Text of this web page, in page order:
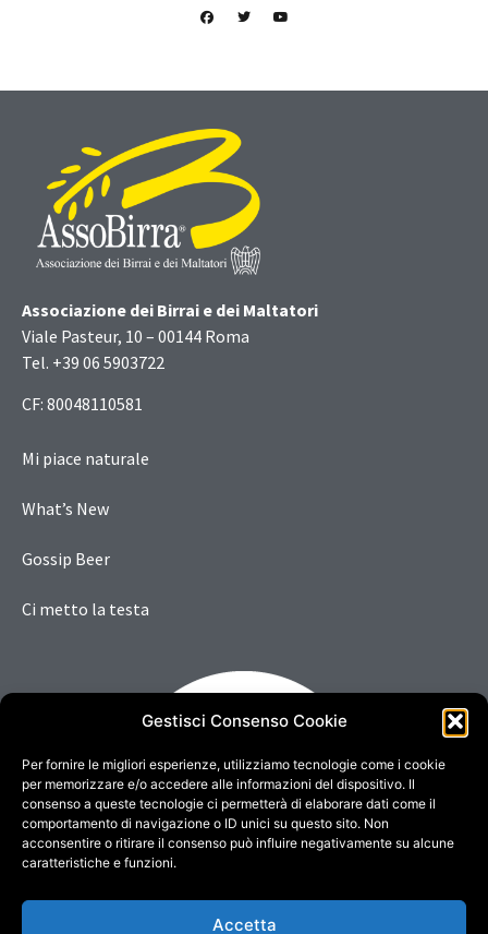
Gestisci Consenso Cookie
Per fornire le migliori esperienze, utilizziamo tecnologie come i cookie
per memorizzare e/o accedere alle informazioni del dispositivo. Il
consenso a queste tecnologie ci permetterà di elaborare dati come il
comportamento di navigazione o ID unici su questo sito. Non
acconsentire o ritirare il consenso può influire negativamente su alcune
caratteristiche e funzioni.
Accetta
Associazione dei Birrai e dei Maltatori
Viale Pasteur, 10 – 00144 Roma
Tel. +39 06 5903722
CF: 80048110581
Mi piace naturale
What’s New
Gossip Beer
Ci metto la testa